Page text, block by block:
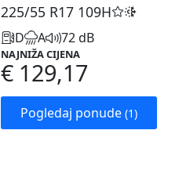
225/55 R17 109H
D A 72 dB
NAJNIŽA CIJENA
€ 129,17
Pogledaj ponude (1)